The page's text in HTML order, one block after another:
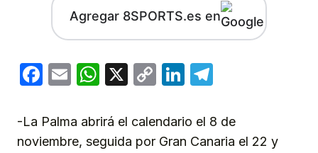
Agregar 8SPORTS.es en
Facebook
EmailWhatsApp
X
CopyLinkedIn
-La Palma abrirá el calendario el 8 de
noviembre, seguida por Gran Canaria el 22 y